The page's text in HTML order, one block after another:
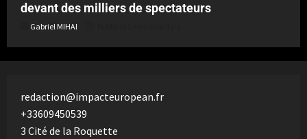
devant des milliers de spectateurs
Gabriel MIHAI
redaction@impacteuropean.fr
+33609450539
3 Cité de la Roquette